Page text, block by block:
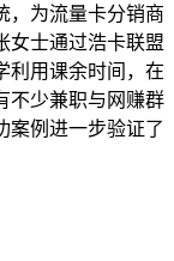
，为流量卡分销商
女士通过浩卡联盟
利用课余时间，在
不少兼职与网赚群
案例进一步验证了